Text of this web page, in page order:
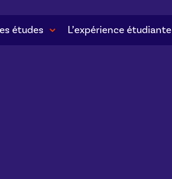
études L’expérience étudiante